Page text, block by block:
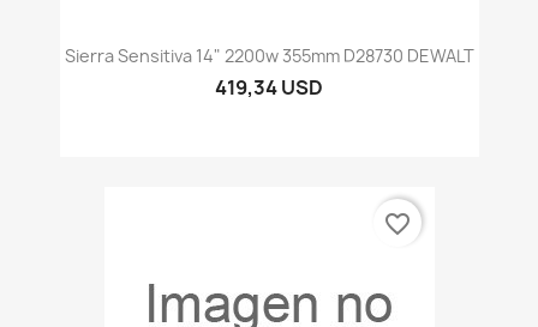
Sierra Sensitiva 14" 2200w 355mm D28730 DEWALT
419,34 USD
favorite_border